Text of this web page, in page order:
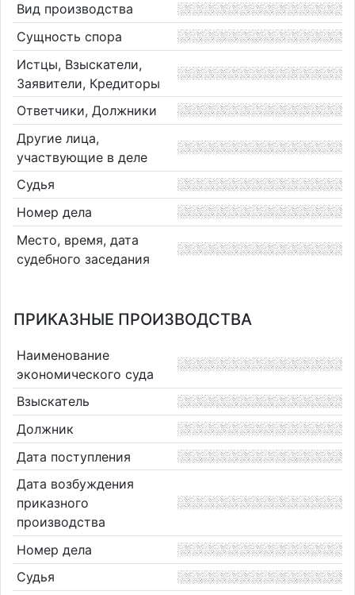
Вид производства
Сущность спора
Истцы, Взыскатели,
Заявители, Кредиторы
Ответчики, Должники
Другие лица,
участвующие в деле
Судья
Номер дела
Место, время, дата
судебного заседания
ПРИКАЗНЫЕ ПРОИЗВОДСТВА
Наименование
экономического суда
Взыскатель
Должник
Дата поступления
Дата возбуждения
приказного
производства
Номер дела
Судья